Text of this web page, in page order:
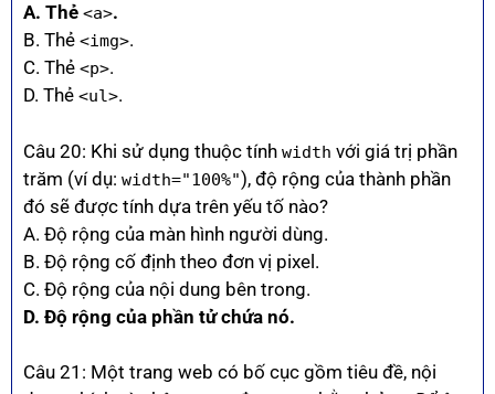
A. Thẻ <a>.
B. Thẻ <img>.
C. Thẻ <p>.
D. Thẻ <ul>.
Câu 20: Khi sử dụng thuộc tính width với giá trị phần
trăm (ví dụ: width="100%"), độ rộng của thành phần
đó sẽ được tính dựa trên yếu tố nào?
A. Độ rộng của màn hình người dùng.
B. Độ rộng cố định theo đơn vị pixel.
C. Độ rộng của nội dung bên trong.
D. Độ rộng của phần tử chứa nó.
Câu 21: Một trang web có bố cục gồm tiêu đề, nội